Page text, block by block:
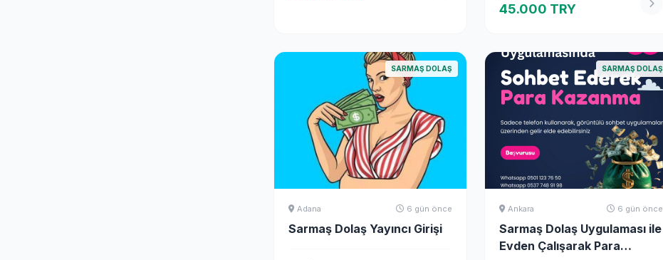
45.000 TRY
SARMAŞ DOLAŞ
Adana 6 gün önce
Sarmaş Dolaş Yayıncı Girişi
SARMAŞ DOLAŞ
Ankara 6 gün önce
Sarmaş Dolaş Uygulaması ile
Evden Çalışarak Para